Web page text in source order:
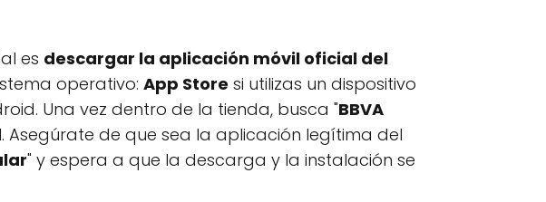
es descargar la aplicación móvil oficial del
operativo: App Store si utilizas un dispositivo
Una vez dentro de la tienda, busca "BBVA
de que sea la aplicación legítima del
" y espera a que la descarga y la instalación se